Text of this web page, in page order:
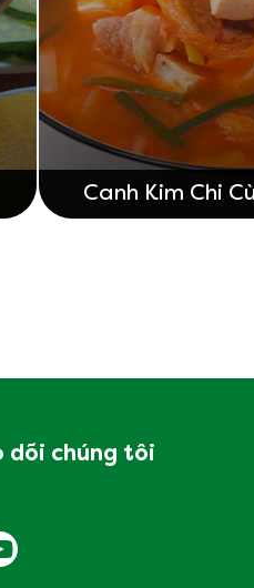
Canh Kim Chi
dõi chúng tôi